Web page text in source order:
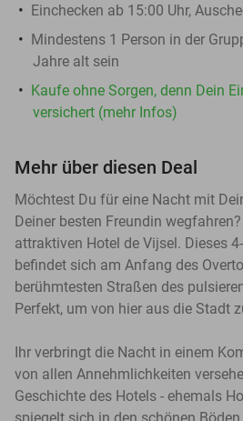
Einchecken ab 15:00 Uhr,
Mindestens 1 Person in der
Jahre alt sein
Kaufe ohne Sorgen, denn Dein
versichert (mehr Infos)
Mehr über diesen Deal
Möchtest Du für eine Nacht mit
Deiner besten Freundin
attraktiven Hotel de Vijsel. Dieses
befindet sich am Anfang des
berühmtesten Straßen des
Perfekt, um von hier aus die Stadt
Ihr verbringt die Nacht in einem
von allen Annehmlichkeiten
Geschichte des Hotels - ehemals
spiegelt sich in den schönen